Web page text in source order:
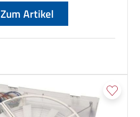
Zum Artikel